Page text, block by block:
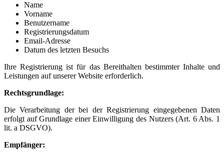
Name
Vorname
Benutzername
Registrierungsdatum
Email-Adresse
Datum des letzten Besuchs
Ihre Registrierung ist für das Bereithalten bestimmter Inhalte und
Leistungen auf unserer Website erforderlich.
Rechtsgrundlage:
Die Verarbeitung der bei der Registrierung eingegebenen Daten
erfolgt auf Grundlage einer Einwilligung des Nutzers (Art. 6 Abs. 1
lit. a DSGVO).
Empfänger: